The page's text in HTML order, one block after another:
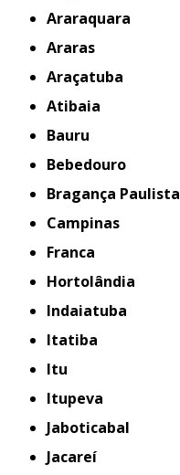
Araraquara
Araras
Araçatuba
Atibaia
Bauru
Bebedouro
Bragança Paulista
Campinas
Franca
Hortolândia
Indaiatuba
Itatiba
Itu
Itupeva
Jaboticabal
Jacareí